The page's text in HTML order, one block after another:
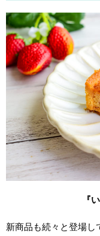
『
新商品も続々と登場し